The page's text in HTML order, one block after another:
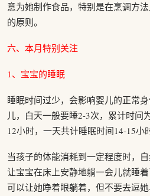
意为她制作食品，特别是在烹调方
的原则。
六、本月特别关注
1、宝宝的睡眠
睡眠时间过少，会影响婴儿的正常
儿，白天一般要睡2-3次，累计时间
12小时，一天共计睡眠时间14-15小
当孩子的体能消耗到一定程度时，
让宝宝在床上安静地躺一会儿就睡着
可以让她睁着眼躺着，但不要去逗